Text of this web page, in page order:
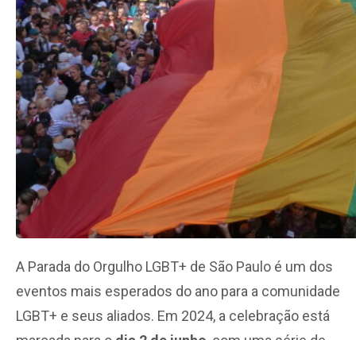
A Parada do Orgulho LGBT+ de São Paulo é um dos
eventos mais esperados do ano para a comunidade
LGBT+ e seus aliados. Em 2024, a celebração está